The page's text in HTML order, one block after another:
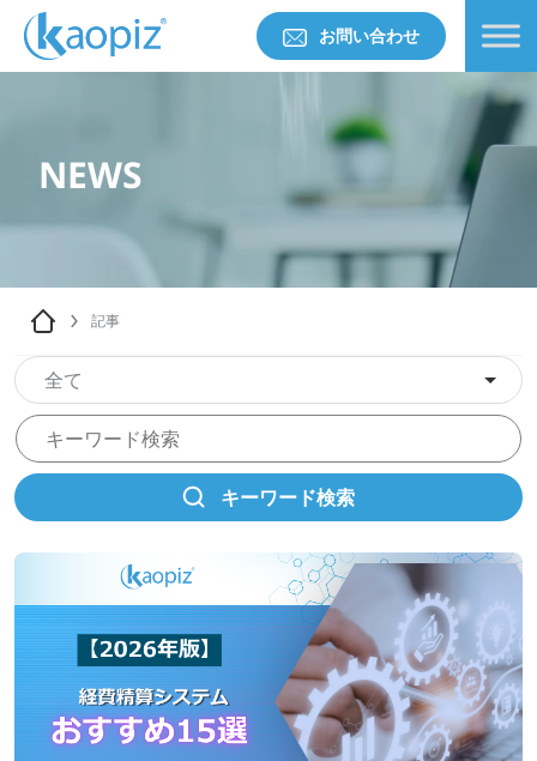
お問い合わせ
NEWS
記事
全て
キーワード検索